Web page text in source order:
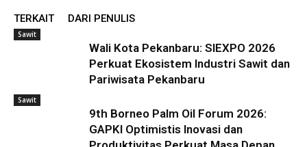
TERKAIT DARI PENULIS
Sawit
Wali Kota Pekanbaru: SIEXPO 2026
Perkuat Ekosistem Industri Sawit dan
Pariwisata Pekanbaru
Sawit
9th Borneo Palm Oil Forum 2026:
GAPKI Optimistis Inovasi dan